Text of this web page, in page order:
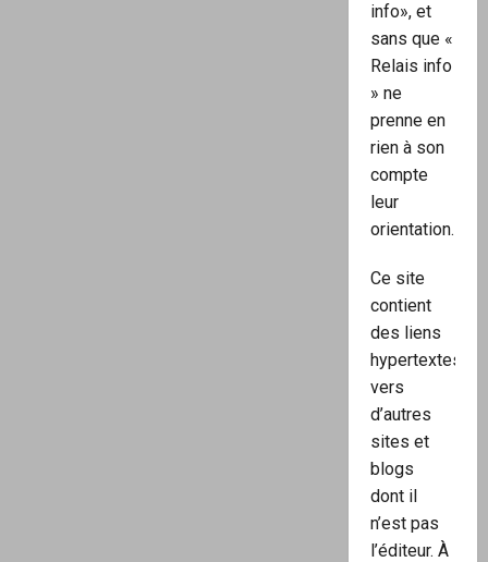
info», et
sans que «
Relais info
» ne
prenne en
rien à son
compte
leur
orientation.
Ce site
contient
des liens
hypertextes
vers
d’autres
sites et
blogs
dont il
n’est pas
l’éditeur. À